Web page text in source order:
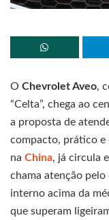
O Chevrolet Aveo,
“Celta”, chega ao
a proposta de
compacto, prático e
na China, já circula
chama atenção
interno acima da
que superam